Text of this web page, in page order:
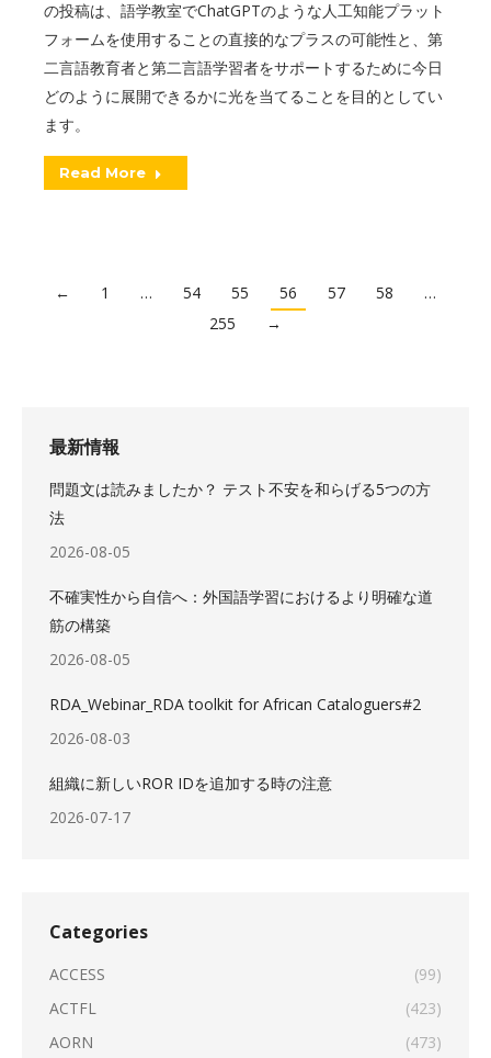
の投稿は、語学教室でChatGPTのような人工知能プラット
フォームを使用することの直接的なプラスの可能性と、第
二言語教育者と第二言語学習者をサポートするために今日
どのように展開できるかに光を当てることを目的としてい
ます。
Read More
← 1 … 54 55 56 57 58
…
255
→
最新情報
問題文は読みましたか？ テスト不安を和らげる5つの方
法
2026-08-05
不確実性から自信へ：外国語学習におけるより明確な道
筋の構築
2026-08-05
RDA_Webinar_RDA toolkit for African Cataloguers#2
2026-08-03
組織に新しいROR IDを追加する時の注意
2026-07-17
Categories
ACCESS
(99)
ACTFL
(423)
AORN
(473)